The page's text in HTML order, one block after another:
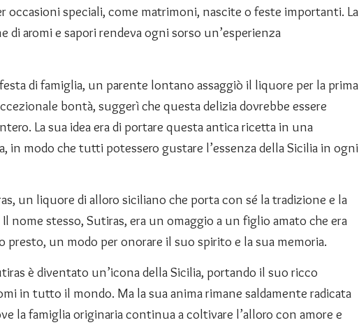
occasioni speciali, come matrimoni, nascite o feste importanti. La
di aromi e sapori rendeva ogni sorso un’esperienza
di famiglia, un parente lontano assaggiò il liquore per la prima
bontà, suggerì che questa delizia dovrebbe essere
La sua idea era di portare questa antica ricetta in una
in modo che tutti potessero gustare l’essenza della Sicilia in ogni
un liquore di alloro siciliano che porta con sé la tradizione e la
nome stesso, Sutiras, era un omaggio a un figlio amato che era
presto, un modo per onorare il suo spirito e la sua memoria.
è diventato un’icona della Sicilia, portando il suo ricco
in tutto il mondo. Ma la sua anima rimane saldamente radicata
la famiglia originaria continua a coltivare l’alloro con amore e